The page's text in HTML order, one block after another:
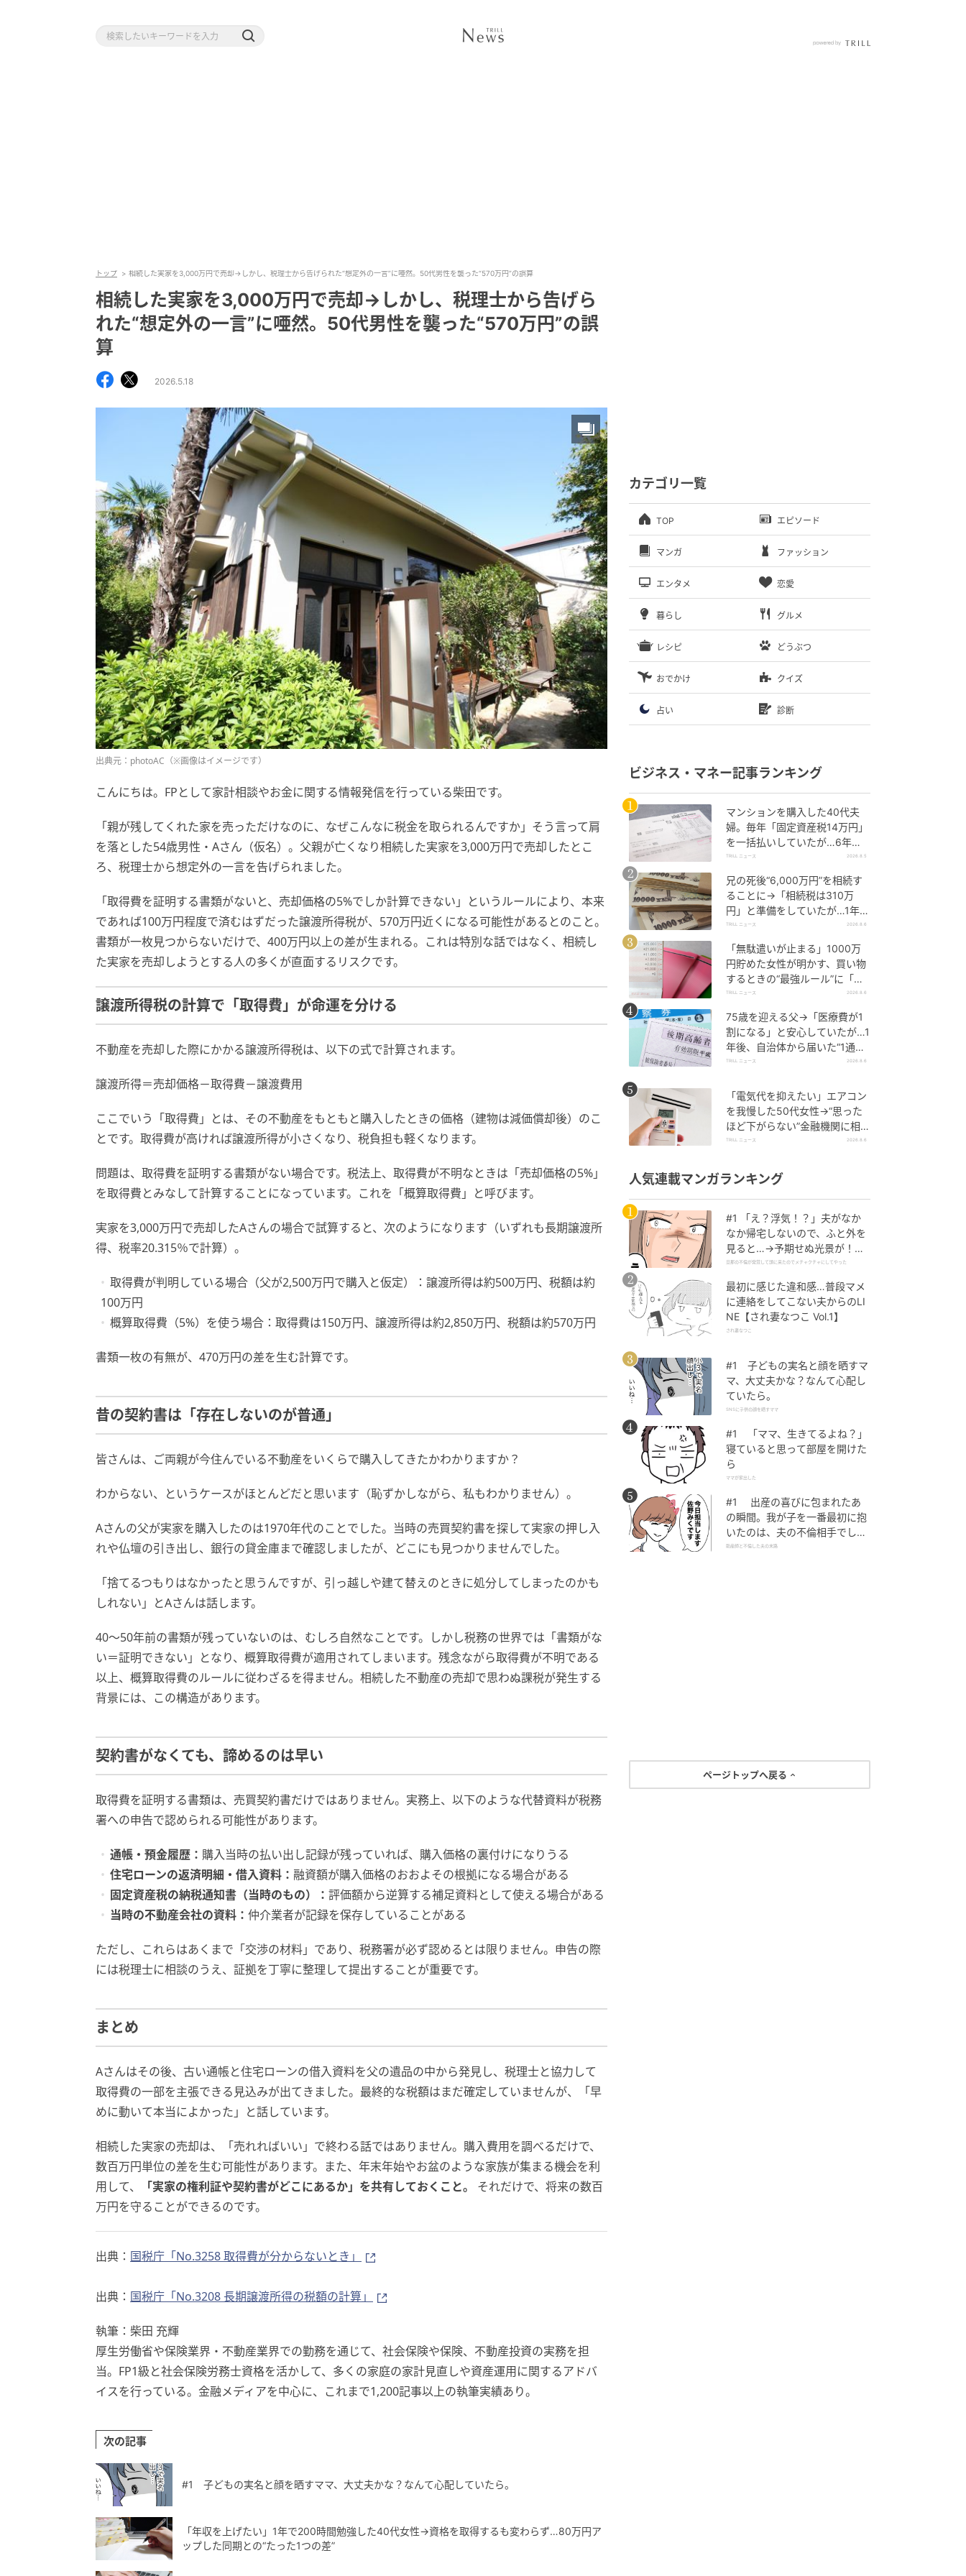
トップ 相続した実家を3,000万円で売却→しかし、税理士から告げられた“想定外の一言”に唖然。50代男性を襲った“570万円”の誤算
相続した実家を3,000万円で売却→しかし、税理士から告げら
れた“想定外の一言”に唖然。50代男性を襲った“570万円”の誤
算
2026.5.18
出典元：photoAC（※画像はイメージです）
こんにちは。FPとして家計相談やお金に関する情報発信を行っている柴田です。
「親が残してくれた家を売っただけなのに、なぜこんなに税金を取られるんですか」そう言って肩
を落とした54歳男性・Aさん（仮名）。父親が亡くなり相続した実家を3,000万円で売却したとこ
ろ、税理士から想定外の一言を告げられました。
「取得費を証明する書類がないと、売却価格の5%でしか計算できない」というルールにより、本来
であれば100万円程度で済むはずだった譲渡所得税が、570万円近くになる可能性があるとのこと。
書類が一枚見つからないだけで、400万円以上の差が生まれる。これは特別な話ではなく、相続し
た実家を売却しようとする人の多くが直面するリスクです。
譲渡所得税の計算で「取得費」が命運を分ける
不動産を売却した際にかかる譲渡所得税は、以下の式で計算されます。
譲渡所得＝売却価格－取得費－譲渡費用
ここでいう「取得費」とは、その不動産をもともと購入したときの価格（建物は減価償却後）のこ
とです。取得費が高ければ譲渡所得が小さくなり、税負担も軽くなります。
問題は、取得費を証明する書類がない場合です。税法上、取得費が不明なときは「売却価格の5%」
を取得費とみなして計算することになっています。これを「概算取得費」と呼びます。
実家を3,000万円で売却したAさんの場合で試算すると、次のようになります（いずれも長期譲渡所
得、税率20.315％で計算）。
取得費が判明している場合（父が2,500万円で購入と仮定）：譲渡所得は約500万円、税額は約
100万円
概算取得費（5%）を使う場合：取得費は150万円、譲渡所得は約2,850万円、税額は約570万円
書類一枚の有無が、470万円の差を生む計算です。
昔の契約書は「存在しないのが普通」
皆さんは、ご両親が今住んでいる不動産をいくらで購入してきたかわかりますか？
わからない、というケースがほとんどだと思います（恥ずかしながら、私もわかりません）。
Aさんの父が実家を購入したのは1970年代のことでした。当時の売買契約書を探して実家の押し入
れや仏壇の引き出し、銀行の貸金庫まで確認しましたが、どこにも見つかりませんでした。
「捨てるつもりはなかったと思うんですが、引っ越しや建て替えのときに処分してしまったのかも
しれない」とAさんは話します。
40〜50年前の書類が残っていないのは、むしろ自然なことです。しかし税務の世界では「書類がな
い＝証明できない」となり、概算取得費が適用されてしまいます。残念ながら取得費が不明である
以上、概算取得費のルールに従わざるを得ません。相続した不動産の売却で思わぬ課税が発生する
背景には、この構造があります。
契約書がなくても、諦めるのは早い
取得費を証明する書類は、売買契約書だけではありません。実務上、以下のような代替資料が税務
署への申告で認められる可能性があります。
通帳・預金履歴： 購入当時の払い出し記録が残っていれば、購入価格の裏付けになりうる
住宅ローンの返済明細・借入資料： 融資額が購入価格のおおよその根拠になる場合がある
固定資産税の納税通知書（当時のもの）： 評価額から逆算する補足資料として使える場合がある
当時の不動産会社の資料： 仲介業者が記録を保存していることがある
ただし、これらはあくまで「交渉の材料」であり、税務署が必ず認めるとは限りません。申告の際
には税理士に相談のうえ、証拠を丁寧に整理して提出することが重要です。
まとめ
Aさんはその後、古い通帳と住宅ローンの借入資料を父の遺品の中から発見し、税理士と協力して
取得費の一部を主張できる見込みが出てきました。最終的な税額はまだ確定していませんが、「早
めに動いて本当によかった」と話しています。
相続した実家の売却は、「売れればいい」で終わる話ではありません。購入費用を調べるだけで、
数百万円単位の差を生む可能性があります。また、年末年始やお盆のような家族が集まる機会を利
用して、
「実家の権利証や契約書がどこにあるか」を共有しておくこと。
それだけで、将来の数百
万円を守ることができるのです。
出典： 国税庁「No.3258 取得費が分からないとき」
出典： 国税庁「No.3208 長期譲渡所得の税額の計算」
執筆：柴田 充輝
厚生労働省や保険業界・不動産業界での勤務を通じて、社会保険や保険、不動産投資の実務を担
当。FP1級と社会保険労務士資格を活かして、多くの家庭の家計見直しや資産運用に関するアドバ
イスを行っている。金融メディアを中心に、これまで1,200記事以上の執筆実績あり。
次の記事
#1 子どもの実名と顔を晒すママ、大丈夫かな？なんて心配していたら。
「年収を上げたい」1年で200時間勉強した40代女性→資格を取得するも変わらず…80万円ア
ップした同期との“たった1つの差”
カテゴリ一覧
TOP エピソード
マンガ ファッション
エンタメ 恋愛
暮らし グルメ
レシピ どうぶつ
おでかけ クイズ
占い 診断
ビジネス・マネー記事ランキング
マンションを購入した40代夫
婦。毎年「固定資産税14万円」
を一括払いしていたが…6年
後、役所から届いた“1通の通
TRILL ニュース 2026.8.5
兄の死後“6,000万円”を相続す
ることに→「相続税は310万
円」と準備をしていたが…1年
後、60代妹を直撃した“想定外
TRILL ニュース 2026.8.6
「無駄遣いが止まる」1000万
円貯めた女性が明かす、買い物
するときの“最強ルール”に「効
果的」「物欲を減らすことがで
TRILL ニュース 2026.8.6
75歳を迎える父→「医療費が1
割になる」と安心していたが…1
年後、自治体から届いた“1通の
通知”に50代娘が絶句したワケ
TRILL ニュース 2026.8.6
「電気代を抑えたい」エアコン
を我慢した50代女性→“思った
ほど下がらない”金融機関に相談
すると…返ってきた”意外な答
TRILL ニュース 2026.8.6
人気連載マンガランキング
#1 「え？浮気！？」夫がなか
なか帰宅しないので、ふと外を
見ると…→予期せぬ光景が！｜
旦那の不倫が発覚して頭に来た
旦那の不倫が発覚して頭に来たのでメチャクチャにしてやった
最初に感じた違和感…普段マメ
に連絡をしてこない夫からのLI
NE【され妻なつこ Vol.1】
され妻なつこ
#1 子どもの実名と顔を晒すマ
マ、大丈夫かな？なんて心配し
ていたら。
SNSに子供の顔を晒すママ
#1 「ママ、生きてるよね？」
寝ていると思って部屋を開けた
ら
ママが家出した
#1 出産の喜びに包まれたあ
の瞬間。我が子を一番最初に抱
いたのは、夫の不倫相手でし
た。
助産師と不倫した夫の末路
ページトップへ戻る